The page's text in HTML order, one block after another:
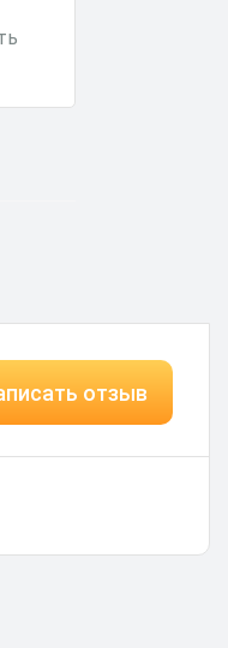
отзыв